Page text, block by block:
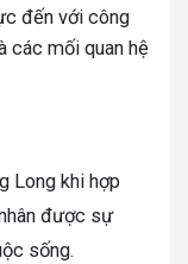
đến với công
các mối quan hệ
Long khi hợp
được sự
sống.